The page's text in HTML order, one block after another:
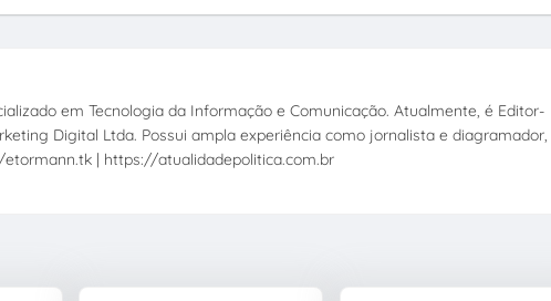
em Tecnologia da Informação e Comunicação. Atualmente, é Editor-
Digital Ltda. Possui ampla experiência como jornalista e diagramador,
| https://atualidadepolitica.com.br